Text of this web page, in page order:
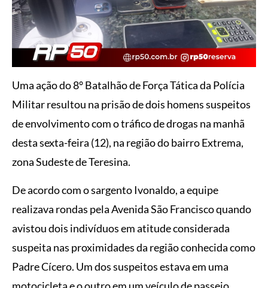
Uma ação do 8° Batalhão de Força Tática da Polícia
Militar resultou na prisão de dois homens suspeitos
de envolvimento com o tráfico de drogas na manhã
desta sexta-feira (12), na região do bairro Extrema,
zona Sudeste de Teresina.
De acordo com o sargento Ivonaldo, a equipe
realizava rondas pela Avenida São Francisco quando
avistou dois indivíduos em atitude considerada
suspeita nas proximidades da região conhecida como
Padre Cícero. Um dos suspeitos estava em uma